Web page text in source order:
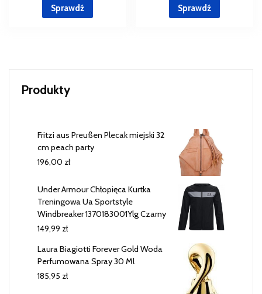
Sprawdź Sprawdź
Produkty
Fritzi aus Preußen Plecak miejski 32
cm peach party
196,00 zł
Under Armour Chłopięca Kurtka
Treningowa Ua Sportstyle
Windbreaker 1370183001Ylg Czarny
149,99 zł
Laura Biagiotti Forever Gold Woda
Perfumowana Spray 30 Ml
185,95 zł